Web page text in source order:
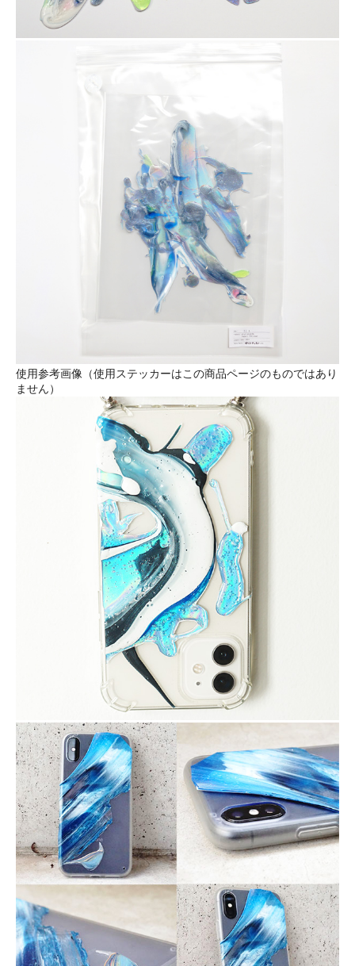
使用参考画像（使用ステッカーはこの商品ページのものではあり
ません）